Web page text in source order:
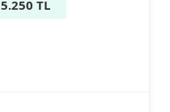
5.250 TL